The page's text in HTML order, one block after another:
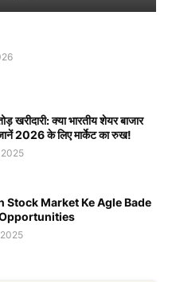
खरीदारी: क्या भारतीय शेयर बाजार
2026 के लिए मार्केट का रुख!
Stock Market Ke Agle Bade